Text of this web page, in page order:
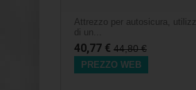
Attrezzo per autosicura,
di un...
40,77 € 44,80 €
PREZZO WEB